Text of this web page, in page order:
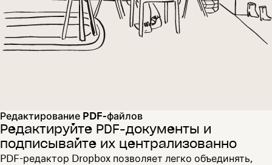
Редактирование PDF-файлов
Редактируйте PDF-документы и
подписывайте их централизованно
PDF-редактор Dropbox позволяет легко объединять,